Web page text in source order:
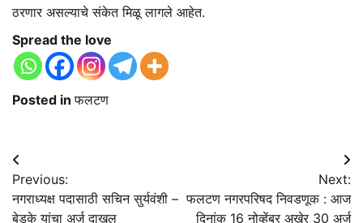
ठरणार असल्याचे संकेत मिळू लागले आहेत.
Spread the love
Posted inफलटण
Post
navigation
Previous:
नगराध्यक्ष पदासाठी सचिन सुर्यवंशी –
बेडके यांचा अर्ज दाखल
Next:
फलटण नगरपरिषद निवडणूक : आज
दिनांक 16 नोव्हेंबर अखेर 30 अर्ज